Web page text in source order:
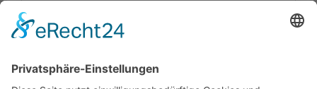
Lieferumfang